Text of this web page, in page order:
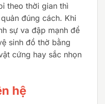
theo thời gian thì
đúng cách. Khi
sự va đập mạnh để
sinh đồ thờ bằng
cứng hay sắc nhọn
hệ